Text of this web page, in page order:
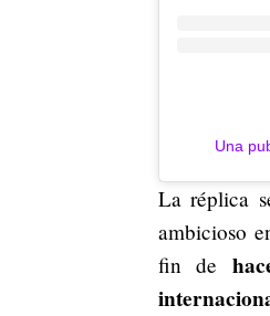
Una
La réplica
ambicioso
fin de